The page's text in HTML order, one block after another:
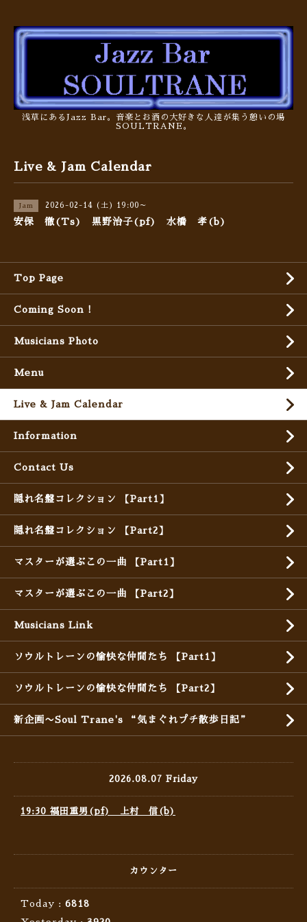
浅草にあるJazz Bar。音楽とお酒の大好きな人達が集う憩いの場
SOULTRANE。
Live & Jam Calendar
Jam 2026-02-14 (土) 19:00～
安保 徹(Ts) 黒野治子(pf) 水橋 孝(b)
Top Page
Coming Soon !
Musicians Photo
Menu
Live & Jam Calendar
Information
Contact Us
隠れ名盤コレクション 【Part1】
隠れ名盤コレクション 【Part2】
マスターが選ぶこの一曲 【Part1】
マスターが選ぶこの一曲 【Part2】
Musicians Link
ソウルトレーンの愉快な仲間たち 【Part1】
ソウルトレーンの愉快な仲間たち 【Part2】
新企画〜Soul Trane's “気まぐれプチ散歩日記”
2026.08.07 Friday
19:30 福田重男(pf) 上村 信(b)
カウンター
Today : 6818